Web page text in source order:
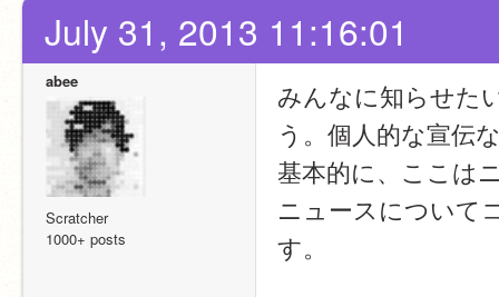
July 31, 2013 11:16:01
abee
Scratcher
1000+ posts
みんなに知らせた
う。個人的な宣伝
基本的に、ここは
ニュースについて
す。